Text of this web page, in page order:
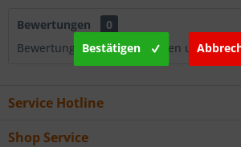
Bewertungen
0
Bewertungen lesen, schreiben und
Service Hotline
Shop Service
Bestätigen